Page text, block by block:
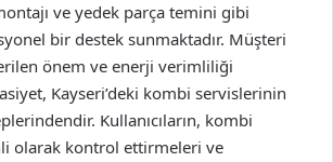
ve yedek parça temini gibi
bir destek sunmaktadır. Müşteri
önem ve enerji verimliliği
Kayseri’deki kombi servislerinin
Kullanıcıların, kombi
olarak kontrol ettirmeleri ve